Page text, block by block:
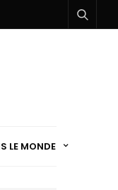
LE MONDE